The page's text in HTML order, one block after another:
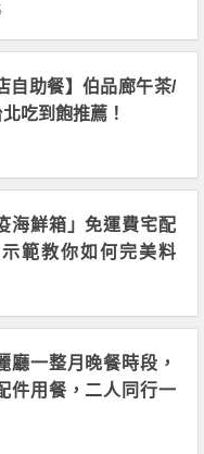
自助餐】伯品廊午茶/
吃到飽推薦！
海鮮箱」免運費宅配
範教你如何完美料
廳一整月晚餐時段，
件用餐，二人同行一